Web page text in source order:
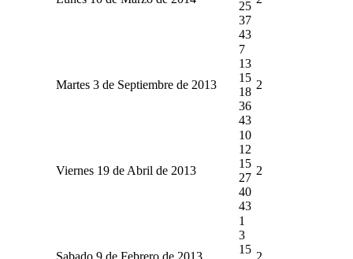
25
37
43
Martes 3 de Septiembre de 2013
7
13
15
18
36
43
2
Viernes 19 de Abril de 2013
10
12
15
27
40
43
2
Sabado 9 de Febrero de 2013
1
3
15
2